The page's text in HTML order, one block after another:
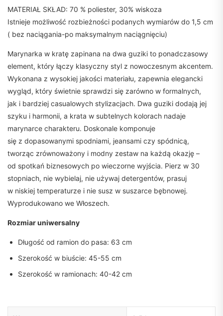
MATERIAŁ SKŁAD: 70 % poliester, 30% wiskoza
Istnieje możliwość rozbieżności podanych wymiarów do 1,5 cm
( bez naciągania-po maksymalnym naciągnięciu)
Marynarka w kratę zapinana na dwa guziki to ponadczasowy
element, który łączy klasyczny styl z nowoczesnym akcentem.
Wykonana z wysokiej jakości materiału, zapewnia elegancki
wygląd, który świetnie sprawdzi się zarówno w formalnych,
jak i bardziej casualowych stylizacjach. Dwa guziki dodają jej
szyku i harmonii, a krata w subtelnych kolorach nadaje
marynarce charakteru. Doskonale komponuje
się z dopasowanymi spodniami, jeansami czy spódnicą,
tworząc zrównoważony i modny zestaw na każdą okazję –
od spotkań biznesowych po wieczorne wyjścia. Pierz w 30
stopniach, nie wybielaj, nie używaj detergentów, prasuj
w niskiej temperaturze i nie susz w suszarce bębnowej.
Wyprodukowano we Włoszech.
Rozmiar uniwersalny
Długość od ramion do pasa: 63 cm
Szerokość w biuście: 45-55 cm
Szerokość w ramionach: 40-42 cm